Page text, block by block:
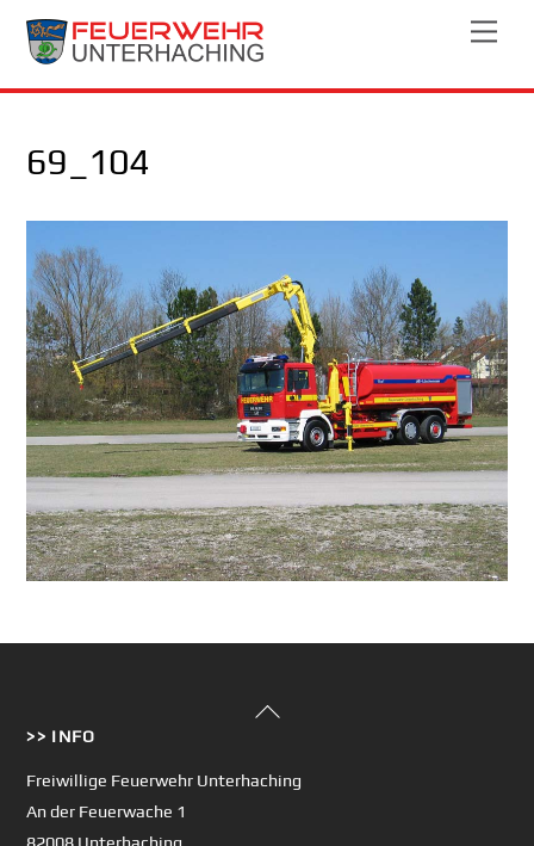
Skip
69_104
Back
>> INFO
Freiwillige Feuerwehr Unterhaching
An der Feuerwache 1
82008 Unterhaching